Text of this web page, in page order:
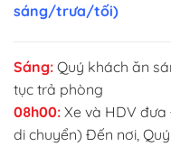
sáng/trưa/tối)
Sáng: Quý khách ăn
tục trả phòng
08h00: Xe và HDV đưa
di chuyển) Đến nơi,